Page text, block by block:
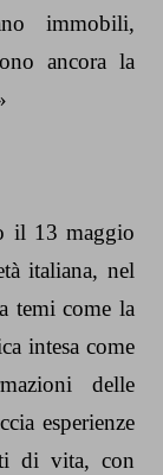
immobili,
ancora la
il 13 maggio
italiana, nel
temi come la
intesa come
delle
esperienze
di vita, con